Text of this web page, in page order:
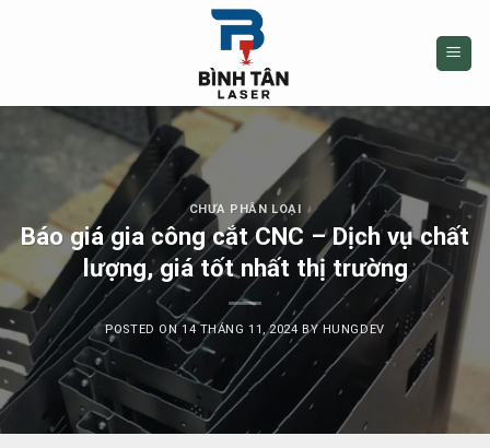
CHƯA PHÂN LOẠI
Báo giá gia công cắt CNC – Dịch vụ chất
lượng, giá tốt nhất thị trường
POSTED ON 14 THÁNG 11, 2024 BY HUNGDEV